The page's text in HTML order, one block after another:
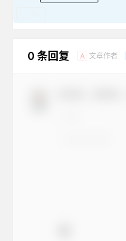
0 条回复 A 文章作者